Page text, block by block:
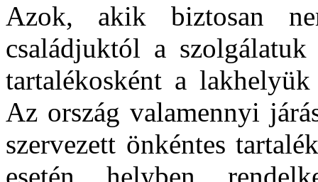
Azok, akik biztosan
családjuktól a
tartalékosként a
Az ország valamennyi
szervezett önkéntes